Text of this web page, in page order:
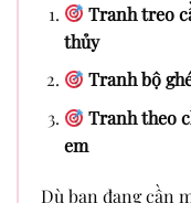
Tranh treo
thủy
Tranh bộ
Tranh theo
em
Dù bạn đang cần